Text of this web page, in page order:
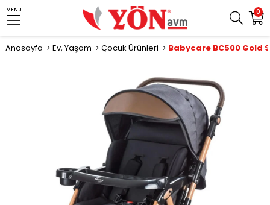
0
MENU
Anasayfa Ev, Yaşam Çocuk Ürünleri